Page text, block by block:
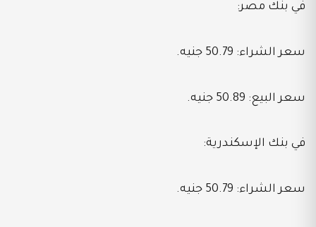
في بنك مصر:
سعر الشراء: 50.79 جنيه.
سعر البيع: 50.89 جنيه.
في بنك الإسكندرية:
سعر الشراء: 50.79 جنيه.